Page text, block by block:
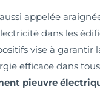
appelée
dans les
vise à garantir
efficace dans
pieuvre